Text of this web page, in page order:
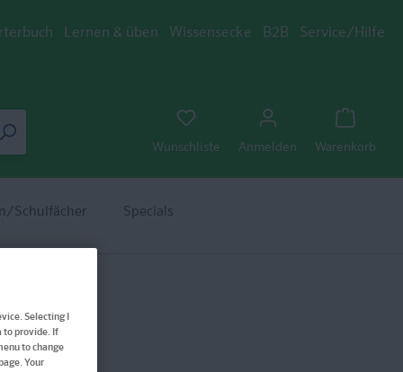
Lernen & üben Wissensecke B2B Service/Hilfe
Wunschliste Anmelden Warenkorb
Schulfächer Specials
Selecting I
to provide. If
to change
Your